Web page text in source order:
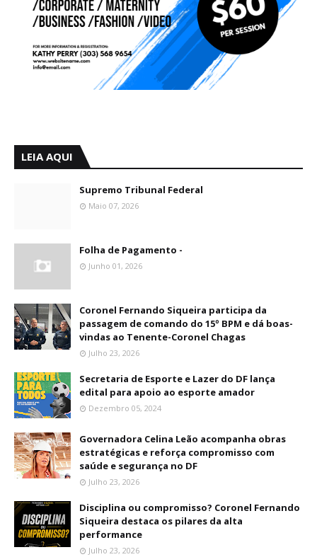
LEIA AQUI
Supremo Tribunal Federal
Maio 07, 2026
Folha de Pagamento -
Junho 01, 2026
Coronel Fernando Siqueira participa da
passagem de comando do 15º BPM e dá boas-
vindas ao Tenente-Coronel Chagas
Julho 23, 2026
Secretaria de Esporte e Lazer do DF lança
edital para apoio ao esporte amador
Dezembro 05, 2024
Governadora Celina Leão acompanha obras
estratégicas e reforça compromisso com
saúde e segurança no DF
Julho 23, 2026
Disciplina ou compromisso? Coronel Fernando
Siqueira destaca os pilares da alta
performance
Julho 23, 2026